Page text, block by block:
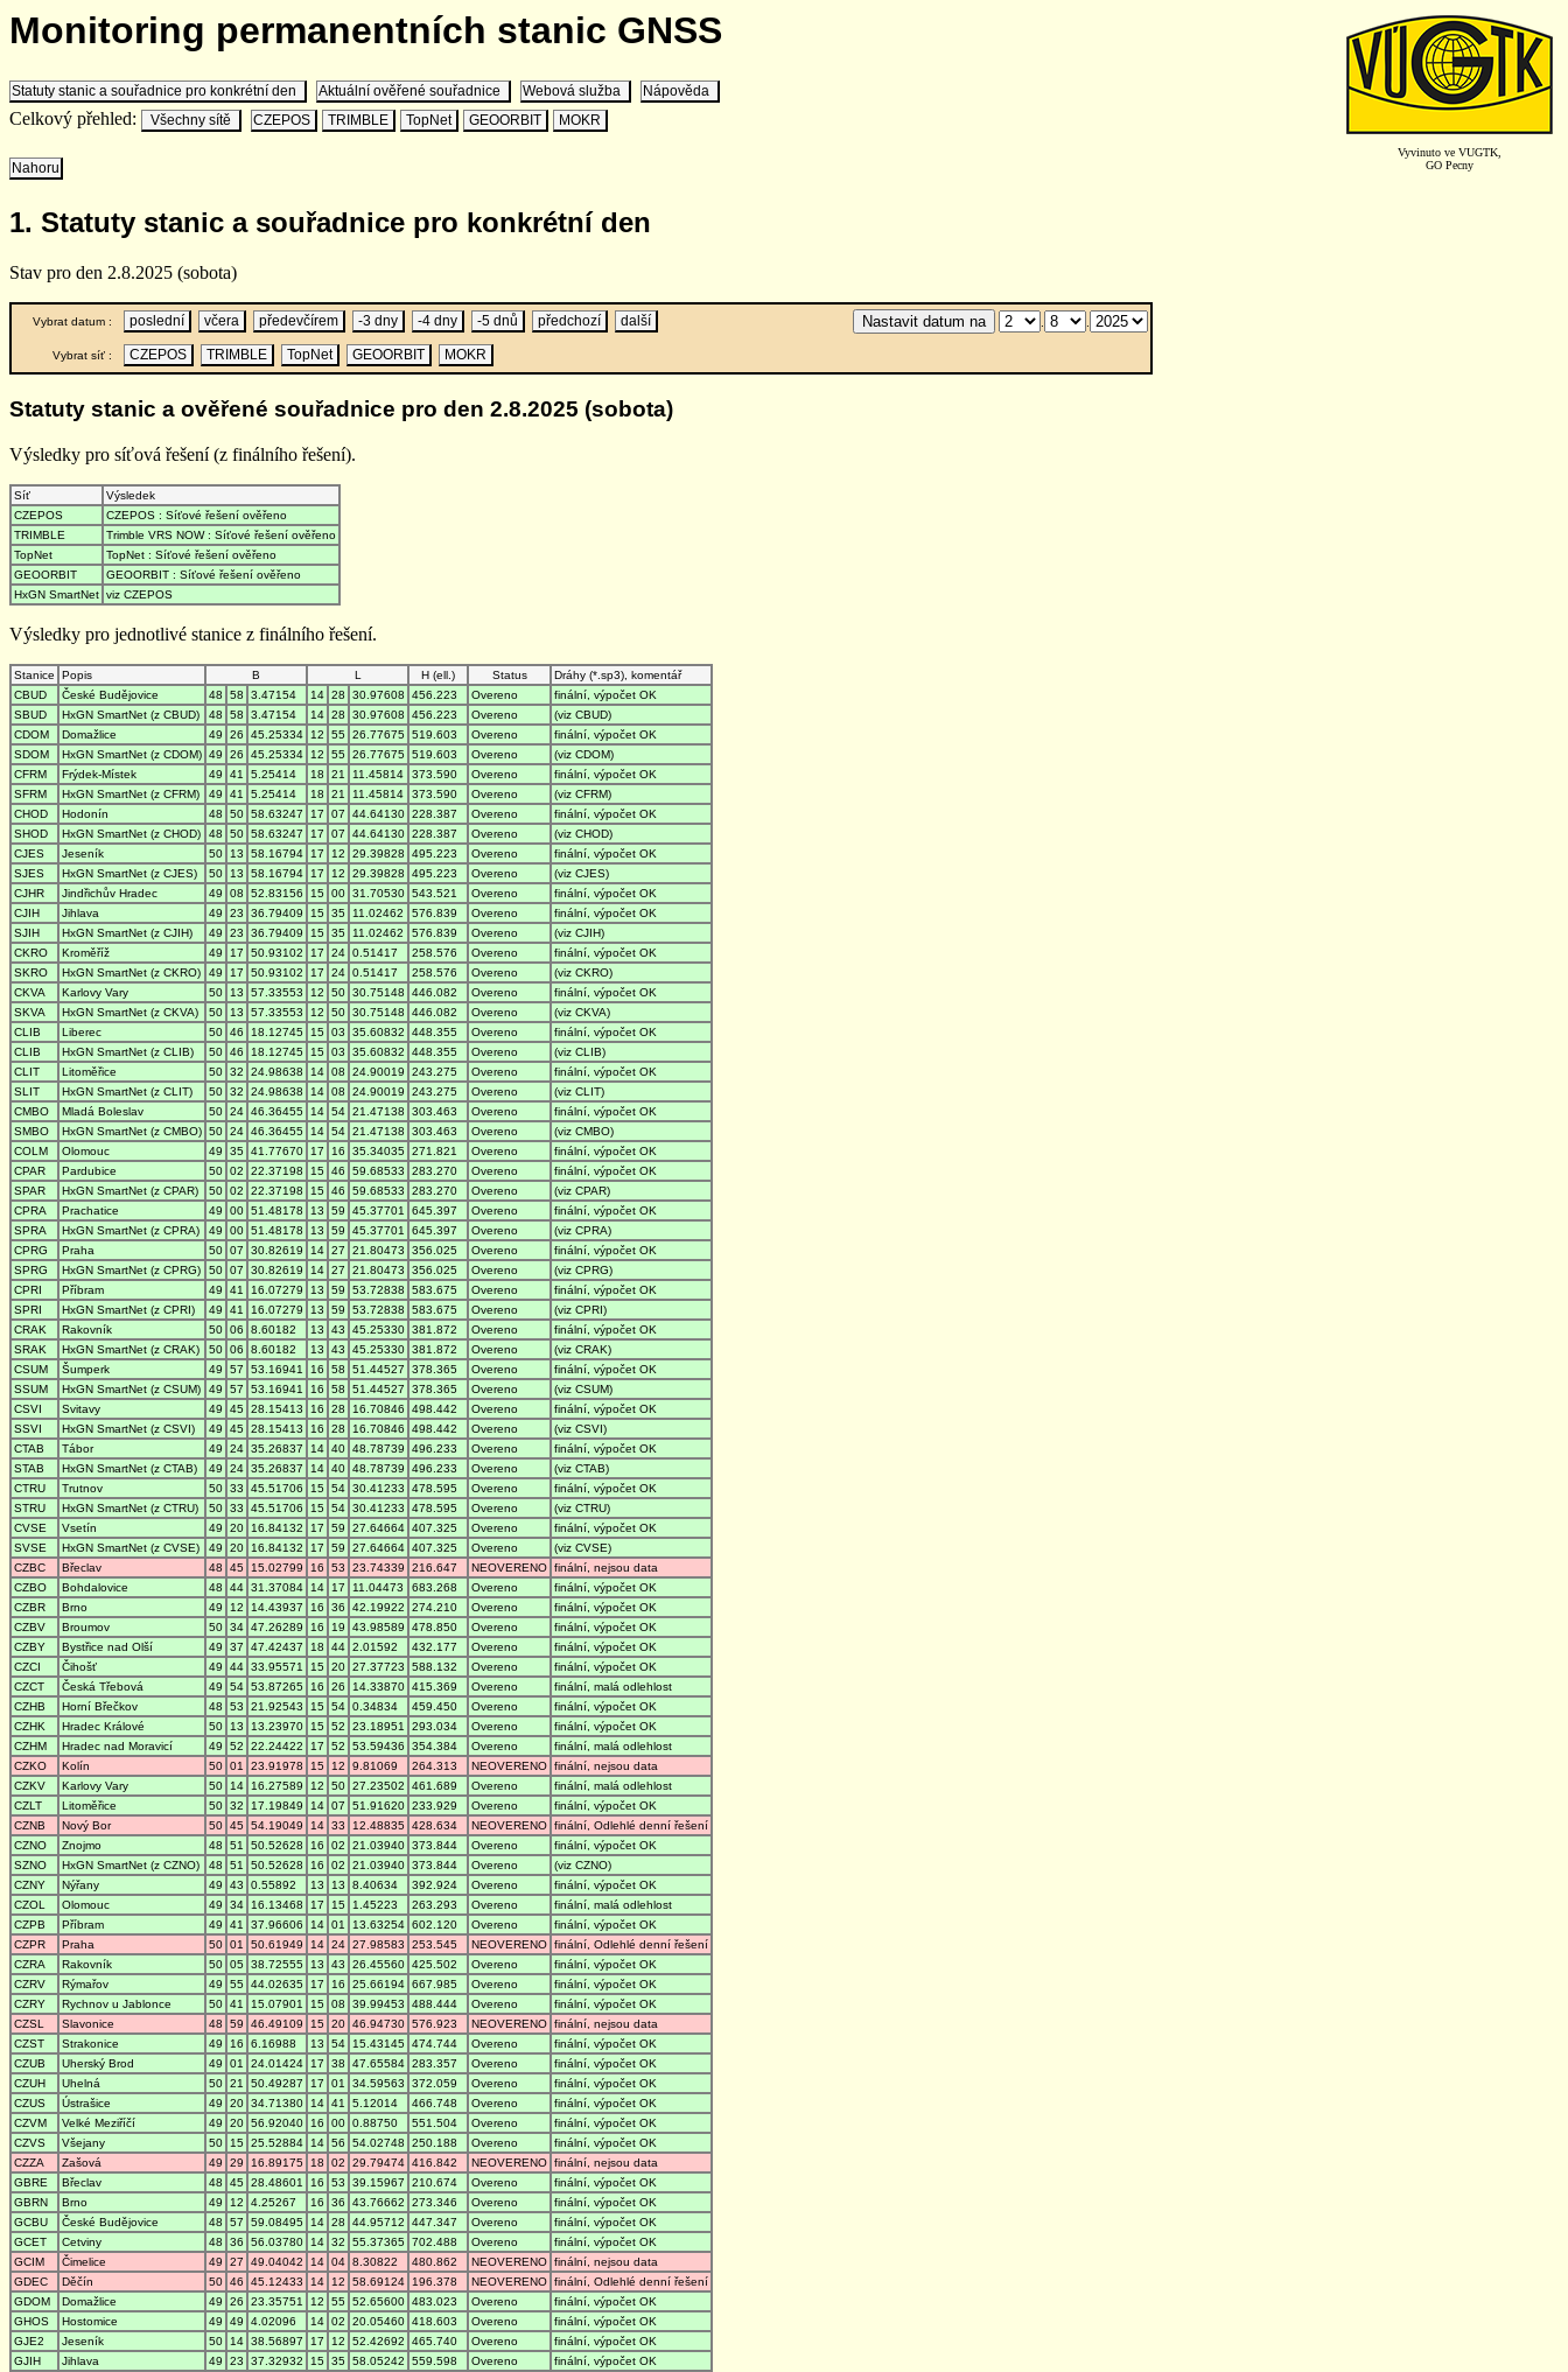
Vyvinuto ve VUGTK,
GO Pecny
Monitoring permanentních stanic GNSS
Statuty stanic a souřadnice pro konkrétní den Aktuální ověřené souřadnice Webová služba Nápověda
Celkový přehled: Všechny sítě CZEPOS TRIMBLE TopNet GEOORBIT MOKR
Nahoru
1. Statuty stanic a souřadnice pro konkrétní den
Stav pro den 2.8.2025 (sobota)
Vybrat datum : poslední včera předevčírem -3 dny -4 dny -5 dnů předchozí další . .
Vybrat síť : CZEPOS TRIMBLE TopNet GEOORBIT MOKR
Statuty stanic a ověřené souřadnice pro den 2.8.2025 (sobota)
Výsledky pro síťová řešení (z finálního řešení).
Síť
Výsledek
CZEPOS
CZEPOS : Síťové řešení ověřeno
TRIMBLE
Trimble VRS NOW : Síťové řešení ověřeno
TopNet
TopNet : Síťové řešení ověřeno
GEOORBIT
GEOORBIT : Síťové řešení ověřeno
HxGN SmartNet viz CZEPOS
Výsledky pro jednotlivé stanice z finálního řešení.
Stanice Popis B L H (ell.) Status
Dráhy (*.sp3), komentář
CBUD
České Budějovice 48 58 3.47154 14 28 30.97608 456.223 Overeno
finální, výpočet OK
SBUD
HxGN SmartNet (z CBUD) 48 58 3.47154 14 28 30.97608 456.223 Overeno
(viz CBUD)
CDOM
Domažlice 49 26 45.25334 12 55 26.77675 519.603 Overeno
finální, výpočet OK
SDOM
HxGN SmartNet (z CDOM) 49 26 45.25334 12 55 26.77675 519.603 Overeno
(viz CDOM)
CFRM
Frýdek-Místek 49 41 5.25414 18 21 11.45814 373.590 Overeno
finální, výpočet OK
SFRM
HxGN SmartNet (z CFRM) 49 41 5.25414 18 21 11.45814 373.590 Overeno
(viz CFRM)
CHOD
Hodonín 48 50 58.63247 17 07 44.64130 228.387 Overeno
finální, výpočet OK
SHOD
HxGN SmartNet (z CHOD) 48 50 58.63247 17 07 44.64130 228.387 Overeno
(viz CHOD)
CJES
Jeseník 50 13 58.16794 17 12 29.39828 495.223 Overeno
finální, výpočet OK
SJES
HxGN SmartNet (z CJES) 50 13 58.16794 17 12 29.39828 495.223 Overeno
(viz CJES)
CJHR
Jindřichův Hradec 49 08 52.83156 15 00 31.70530 543.521 Overeno
finální, výpočet OK
CJIH
Jihlava 49 23 36.79409 15 35 11.02462 576.839 Overeno
finální, výpočet OK
SJIH
HxGN SmartNet (z CJIH) 49 23 36.79409 15 35 11.02462 576.839 Overeno
(viz CJIH)
CKRO
Kroměříž 49 17 50.93102 17 24 0.51417 258.576 Overeno
finální, výpočet OK
SKRO
HxGN SmartNet (z CKRO) 49 17 50.93102 17 24 0.51417 258.576 Overeno
(viz CKRO)
CKVA
Karlovy Vary 50 13 57.33553 12 50 30.75148 446.082 Overeno
finální, výpočet OK
SKVA
HxGN SmartNet (z CKVA) 50 13 57.33553 12 50 30.75148 446.082 Overeno
(viz CKVA)
CLIB
Liberec 50 46 18.12745 15 03 35.60832 448.355 Overeno
finální, výpočet OK
CLIB
HxGN SmartNet (z CLIB) 50 46 18.12745 15 03 35.60832 448.355 Overeno
(viz CLIB)
CLIT
Litoměřice 50 32 24.98638 14 08 24.90019 243.275 Overeno
finální, výpočet OK
SLIT
HxGN SmartNet (z CLIT) 50 32 24.98638 14 08 24.90019 243.275 Overeno
(viz CLIT)
CMBO
Mladá Boleslav 50 24 46.36455 14 54 21.47138 303.463 Overeno
finální, výpočet OK
SMBO
HxGN SmartNet (z CMBO) 50 24 46.36455 14 54 21.47138 303.463 Overeno
(viz CMBO)
COLM
Olomouc 49 35 41.77670 17 16 35.34035 271.821 Overeno
finální, výpočet OK
CPAR
Pardubice 50 02 22.37198 15 46 59.68533 283.270 Overeno
finální, výpočet OK
SPAR
HxGN SmartNet (z CPAR) 50 02 22.37198 15 46 59.68533 283.270 Overeno
(viz CPAR)
CPRA
Prachatice 49 00 51.48178 13 59 45.37701 645.397 Overeno
finální, výpočet OK
SPRA
HxGN SmartNet (z CPRA) 49 00 51.48178 13 59 45.37701 645.397 Overeno
(viz CPRA)
CPRG
Praha 50 07 30.82619 14 27 21.80473 356.025 Overeno
finální, výpočet OK
SPRG
HxGN SmartNet (z CPRG) 50 07 30.82619 14 27 21.80473 356.025 Overeno
(viz CPRG)
CPRI
Příbram 49 41 16.07279 13 59 53.72838 583.675 Overeno
finální, výpočet OK
SPRI
HxGN SmartNet (z CPRI) 49 41 16.07279 13 59 53.72838 583.675 Overeno
(viz CPRI)
CRAK
Rakovník 50 06 8.60182 13 43 45.25330 381.872 Overeno
finální, výpočet OK
SRAK
HxGN SmartNet (z CRAK) 50 06 8.60182 13 43 45.25330 381.872 Overeno
(viz CRAK)
CSUM
Šumperk 49 57 53.16941 16 58 51.44527 378.365 Overeno
finální, výpočet OK
SSUM
HxGN SmartNet (z CSUM) 49 57 53.16941 16 58 51.44527 378.365 Overeno
(viz CSUM)
CSVI
Svitavy 49 45 28.15413 16 28 16.70846 498.442 Overeno
finální, výpočet OK
SSVI
HxGN SmartNet (z CSVI) 49 45 28.15413 16 28 16.70846 498.442 Overeno
(viz CSVI)
CTAB
Tábor 49 24 35.26837 14 40 48.78739 496.233 Overeno
finální, výpočet OK
STAB
HxGN SmartNet (z CTAB) 49 24 35.26837 14 40 48.78739 496.233 Overeno
(viz CTAB)
CTRU
Trutnov 50 33 45.51706 15 54 30.41233 478.595 Overeno
finální, výpočet OK
STRU
HxGN SmartNet (z CTRU) 50 33 45.51706 15 54 30.41233 478.595 Overeno
(viz CTRU)
CVSE
Vsetín 49 20 16.84132 17 59 27.64664 407.325 Overeno
finální, výpočet OK
SVSE
HxGN SmartNet (z CVSE) 49 20 16.84132 17 59 27.64664 407.325 Overeno
(viz CVSE)
CZBC
Břeclav 48 45 15.02799 16 53 23.74339 216.647 NEOVERENO finální, nejsou data
CZBO
Bohdalovice 48 44 31.37084 14 17 11.04473 683.268 Overeno
finální, výpočet OK
CZBR
Brno 49 12 14.43937 16 36 42.19922 274.210 Overeno
finální, výpočet OK
CZBV
Broumov 50 34 47.26289 16 19 43.98589 478.850 Overeno
finální, výpočet OK
CZBY
Bystřice nad Olší 49 37 47.42437 18 44 2.01592 432.177 Overeno
finální, výpočet OK
CZCI
Čihošť 49 44 33.95571 15 20 27.37723 588.132 Overeno
finální, výpočet OK
CZCT
Česká Třebová 49 54 53.87265 16 26 14.33870 415.369 Overeno
finální, malá odlehlost
CZHB
Horní Břečkov 48 53 21.92543 15 54 0.34834 459.450 Overeno
finální, výpočet OK
CZHK
Hradec Králové 50 13 13.23970 15 52 23.18951 293.034 Overeno
finální, výpočet OK
CZHM
Hradec nad Moravicí 49 52 22.24422 17 52 53.59436 354.384 Overeno
finální, malá odlehlost
CZKO
Kolín 50 01 23.91978 15 12 9.81069 264.313 NEOVERENO finální, nejsou data
CZKV
Karlovy Vary 50 14 16.27589 12 50 27.23502 461.689 Overeno
finální, malá odlehlost
CZLT
Litoměřice 50 32 17.19849 14 07 51.91620 233.929 Overeno
finální, výpočet OK
CZNB
Nový Bor 50 45 54.19049 14 33 12.48835 428.634 NEOVERENO finální, Odlehlé denní řešení
CZNO
Znojmo 48 51 50.52628 16 02 21.03940 373.844 Overeno
finální, výpočet OK
SZNO
HxGN SmartNet (z CZNO) 48 51 50.52628 16 02 21.03940 373.844 Overeno
(viz CZNO)
CZNY
Nýřany 49 43 0.55892 13 13 8.40634 392.924 Overeno
finální, výpočet OK
CZOL
Olomouc 49 34 16.13468 17 15 1.45223 263.293 Overeno
finální, malá odlehlost
CZPB
Příbram 49 41 37.96606 14 01 13.63254 602.120 Overeno
finální, výpočet OK
CZPR
Praha 50 01 50.61949 14 24 27.98583 253.545 NEOVERENO finální, Odlehlé denní řešení
CZRA
Rakovník 50 05 38.72555 13 43 26.45560 425.502 Overeno
finální, výpočet OK
CZRV
Rýmařov 49 55 44.02635 17 16 25.66194 667.985 Overeno
finální, výpočet OK
CZRY
Rychnov u Jablonce 50 41 15.07901 15 08 39.99453 488.444 Overeno
finální, výpočet OK
CZSL
Slavonice 48 59 46.49109 15 20 46.94730 576.923 NEOVERENO finální, nejsou data
CZST
Strakonice 49 16 6.16988 13 54 15.43145 474.744 Overeno
finální, výpočet OK
CZUB
Uherský Brod 49 01 24.01424 17 38 47.65584 283.357 Overeno
finální, výpočet OK
CZUH
Uhelná 50 21 50.49287 17 01 34.59563 372.059 Overeno
finální, výpočet OK
CZUS
Ústrašice 49 20 34.71380 14 41 5.12014 466.748 Overeno
finální, výpočet OK
CZVM
Velké Meziříčí 49 20 56.92040 16 00 0.88750 551.504 Overeno
finální, výpočet OK
CZVS
Všejany 50 15 25.52884 14 56 54.02748 250.188 Overeno
finální, výpočet OK
CZZA
Zašová 49 29 16.89175 18 02 29.79474 416.842 NEOVERENO finální, nejsou data
GBRE
Břeclav 48 45 28.48601 16 53 39.15967 210.674 Overeno
finální, výpočet OK
GBRN
Brno 49 12 4.25267 16 36 43.76662 273.346 Overeno
finální, výpočet OK
GCBU
České Budějovice 48 57 59.08495 14 28 44.95712 447.347 Overeno
finální, výpočet OK
GCET
Cetviny 48 36 56.03780 14 32 55.37365 702.488 Overeno
finální, výpočet OK
GCIM
Čimelice 49 27 49.04042 14 04 8.30822 480.862 NEOVERENO finální, nejsou data
GDEC
Děčín 50 46 45.12433 14 12 58.69124 196.378 NEOVERENO finální, Odlehlé denní řešení
GDOM
Domažlice 49 26 23.35751 12 55 52.65600 483.023 Overeno
finální, výpočet OK
GHOS
Hostomice 49 49 4.02096 14 02 20.05460 418.603 Overeno
finální, výpočet OK
GJE2
Jeseník 50 14 38.56897 17 12 52.42692 465.740 Overeno
finální, výpočet OK
GJIH
Jihlava 49 23 37.32932 15 35 58.05242 559.598 Overeno
finální, výpočet OK